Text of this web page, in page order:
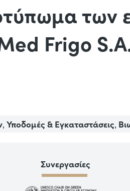
των
Frigo
, Υποδομές & Εγκαταστάσεις,
Συνεργασίες